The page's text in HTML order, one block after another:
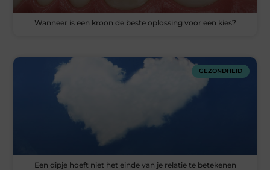
Wanneer is een kroon de beste oplossing voor een kies?
GEZONDHEID
Een dipje hoeft niet het einde van je relatie te betekenen